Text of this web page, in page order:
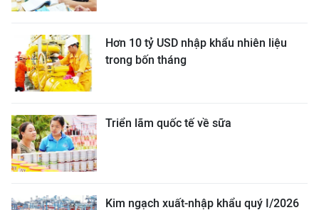
Hơn 10 tỷ USD nhập khẩu nhiên liệu
trong bốn tháng
Triển lãm quốc tế về sữa
Kim ngạch xuất-nhập khẩu quý I/2026